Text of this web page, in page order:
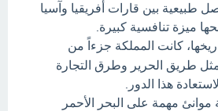
طبيعية بين قارات أفريقيا وآسيا
ميزة تنافسية كبيرة.
كانت المملكة جزءاً من
طريق الحرير وطرق التجارة
هذا الدور.
موانئ مهمة على البحر الأحمر